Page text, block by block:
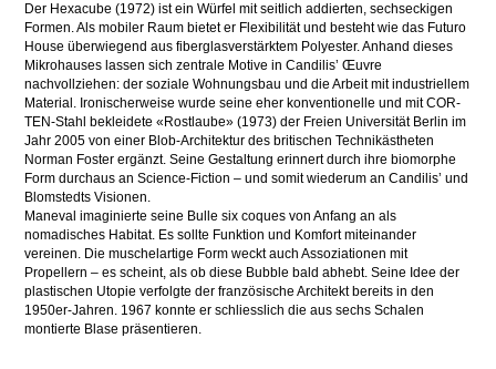
Der Hexacube (1972) ist ein Würfel mit seitlich addierten, sechseckigen
Formen. Als mobiler Raum bietet er Flexibilität und besteht wie das Futuro
House überwiegend aus fiberglasverstärktem Polyester. Anhand dieses
Mikrohauses lassen sich zentrale Motive in Candilis’ Œuvre
nachvollziehen: der soziale Wohnungsbau und die Arbeit mit industriellem
Material. Ironischerweise wurde seine eher konventionelle und mit COR-
TEN-Stahl bekleidete «Rostlaube» (1973) der Freien Universität Berlin im
Jahr 2005 von einer Blob-Architektur des britischen Technikästheten
Norman Foster ergänzt. Seine Gestaltung erinnert durch ihre biomorphe
Form durchaus an Science-Fiction – und somit wiederum an Candilis’ und
Blomstedts Visionen.
Maneval imaginierte seine Bulle six coques von Anfang an als
nomadisches Habitat. Es sollte Funktion und Komfort miteinander
vereinen. Die muschelartige Form weckt auch Assoziationen mit
Propellern – es scheint, als ob diese Bubble bald abhebt. Seine Idee der
plastischen Utopie verfolgte der französische Architekt bereits in den
1950er-Jahren. 1967 konnte er schliesslich die aus sechs Schalen
montierte Blase präsentieren.